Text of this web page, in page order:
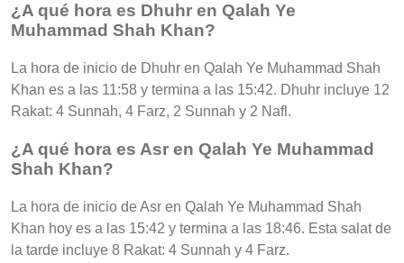
¿A qué hora es Dhuhr en Qalah Ye
Muhammad Shah Khan?
La hora de inicio de Dhuhr en Qalah Ye Muhammad Shah
Khan es a las 11:58 y termina a las 15:42. Dhuhr incluye 12
Rakat: 4 Sunnah, 4 Farz, 2 Sunnah y 2 Nafl.
¿A qué hora es Asr en Qalah Ye Muhammad
Shah Khan?
La hora de inicio de Asr en Qalah Ye Muhammad Shah
Khan hoy es a las 15:42 y termina a las 18:46. Esta salat de
la tarde incluye 8 Rakat: 4 Sunnah y 4 Farz.